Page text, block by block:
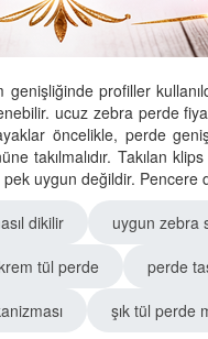
profiller
ucuz zebra perde
öncelikle, perde
takılmalıdır. Takılan
uygun değildir. Pencere
dikilir uygun zebra
tül perde perde
şık tül perde